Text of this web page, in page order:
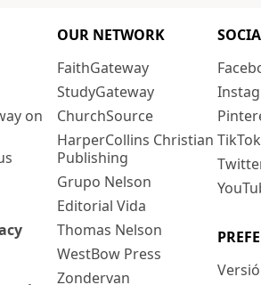
on
OUR NETWORK
FaithGateway
StudyGateway
ChurchSource
HarperCollins Christian
Publishing
Grupo Nelson
Editorial Vida
Thomas Nelson
WestBow Press
Zondervan
TikTok